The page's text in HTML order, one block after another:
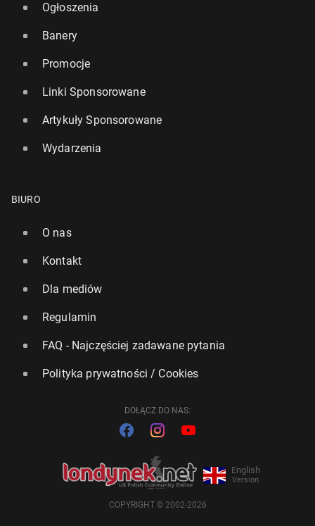
Ogłoszenia
Banery
Promocje
Linki Sponsorowane
Artykuły Sponsorowane
Wydarzenia
BIURO
O nas
Kontakt
Dla mediów
Regulamin
FAQ - Najczęściej zadawane pytania
Polityka prywatności / Cookies
DOŁĄCZ DO NAS:
English
Version
COPYRIGHT © 2002-2026